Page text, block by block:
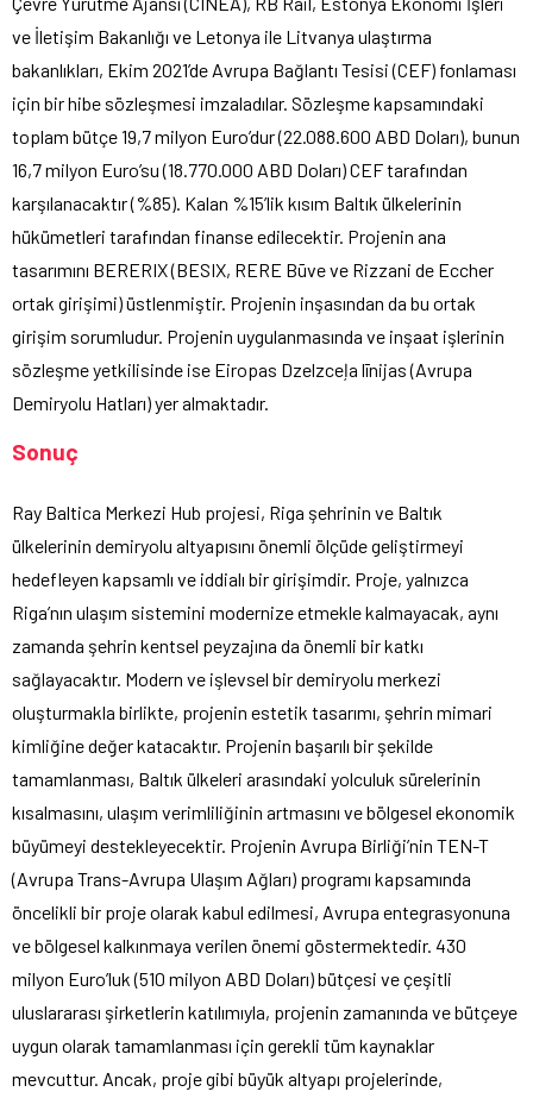
ve İletişim Bakanlığı ve Letonya ile Litvanya ulaştırma
bakanlıkları, Ekim 2021’de Avrupa Bağlantı Tesisi (CEF) fonlaması
için bir hibe sözleşmesi imzaladılar. Sözleşme kapsamındaki
toplam bütçe 19,7 milyon Euro’dur (22.088.600 ABD Doları), bunun
16,7 milyon Euro’su (18.770.000 ABD Doları) CEF tarafından
karşılanacaktır (%85). Kalan %15’lik kısım Baltık ülkelerinin
hükümetleri tarafından finanse edilecektir. Projenin ana
tasarımını BERERIX (BESIX, RERE Būve ve Rizzani de Eccher
ortak girişimi) üstlenmiştir. Projenin inşasından da bu ortak
girişim sorumludur. Projenin uygulanmasında ve inşaat işlerinin
sözleşme yetkilisinde ise Eiropas Dzelzceļa līnijas (Avrupa
Demiryolu Hatları) yer almaktadır.
Sonuç
Ray Baltica Merkezi Hub projesi, Riga şehrinin ve Baltık
ülkelerinin demiryolu altyapısını önemli ölçüde geliştirmeyi
hedefleyen kapsamlı ve iddialı bir girişimdir. Proje, yalnızca
Riga’nın ulaşım sistemini modernize etmekle kalmayacak, aynı
zamanda şehrin kentsel peyzajına da önemli bir katkı
sağlayacaktır. Modern ve işlevsel bir demiryolu merkezi
oluşturmakla birlikte, projenin estetik tasarımı, şehrin mimari
kimliğine değer katacaktır. Projenin başarılı bir şekilde
tamamlanması, Baltık ülkeleri arasındaki yolculuk sürelerinin
kısalmasını, ulaşım verimliliğinin artmasını ve bölgesel ekonomik
büyümeyi destekleyecektir. Projenin Avrupa Birliği’nin TEN-T
(Avrupa Trans-Avrupa Ulaşım Ağları) programı kapsamında
öncelikli bir proje olarak kabul edilmesi, Avrupa entegrasyonuna
ve bölgesel kalkınmaya verilen önemi göstermektedir. 430
milyon Euro’luk (510 milyon ABD Doları) bütçesi ve çeşitli
uluslararası şirketlerin katılımıyla, projenin zamanında ve bütçeye
uygun olarak tamamlanması için gerekli tüm kaynaklar
mevcuttur. Ancak, proje gibi büyük altyapı projelerinde,